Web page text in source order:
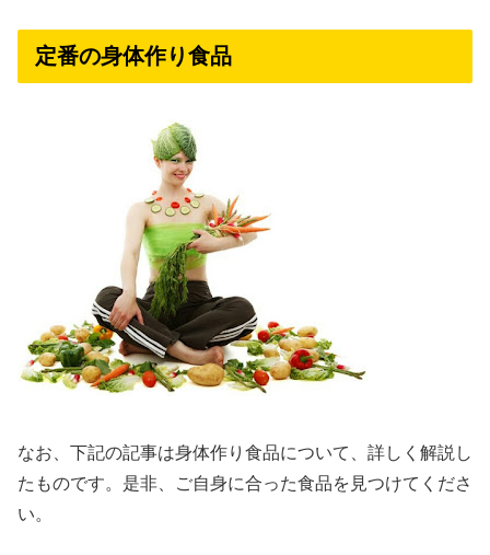
定番の身体作り食品
なお、下記の記事は身体作り食品について、詳しく解説し
たものです。是非、ご自身に合った食品を見つけてくださ
い。